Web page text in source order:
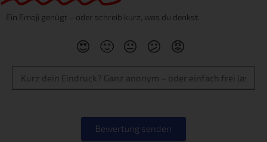
Ein Emoji genügt – oder schreib kurz, was du denkst.
😍 🙂 😐 😕 😡
Bewertung senden